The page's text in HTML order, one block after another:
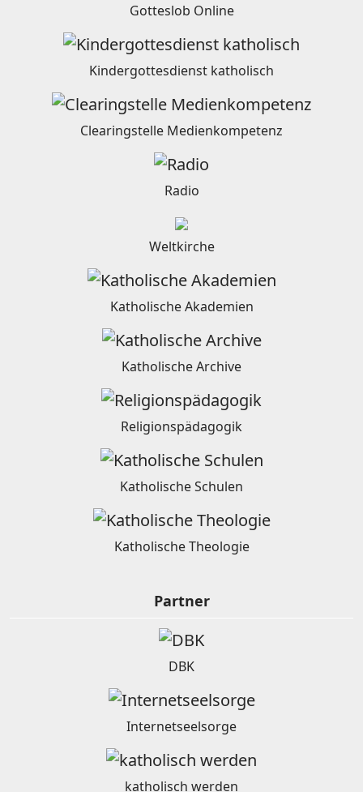
Gotteslob Online
Kindergottesdienst katholisch
Clearingstelle Medienkompetenz
Radio
Weltkirche
Katholische Akademien
Katholische Archive
Religionspädagogik
Katholische Schulen
Katholische Theologie
Partner
DBK
Internetseelsorge
katholisch werden